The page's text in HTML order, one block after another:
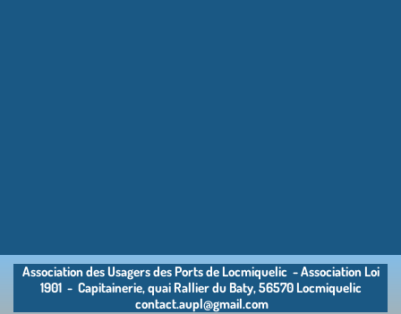
Association des Usagers des Ports de Locmiquelic - Association Loi
1901 - Capitainerie, quai Rallier du Baty, 56570 Locmiquelic
contact.aupl@gmail.com